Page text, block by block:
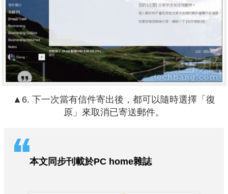
▲6. 下一次當有信件寄出後，都可以隨時選擇「復
原」來取消已寄送郵件。
本文同步刊載於PC home雜誌